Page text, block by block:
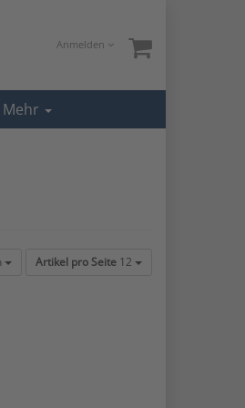
Anmelden
Mehr
Artikel pro Seite 12